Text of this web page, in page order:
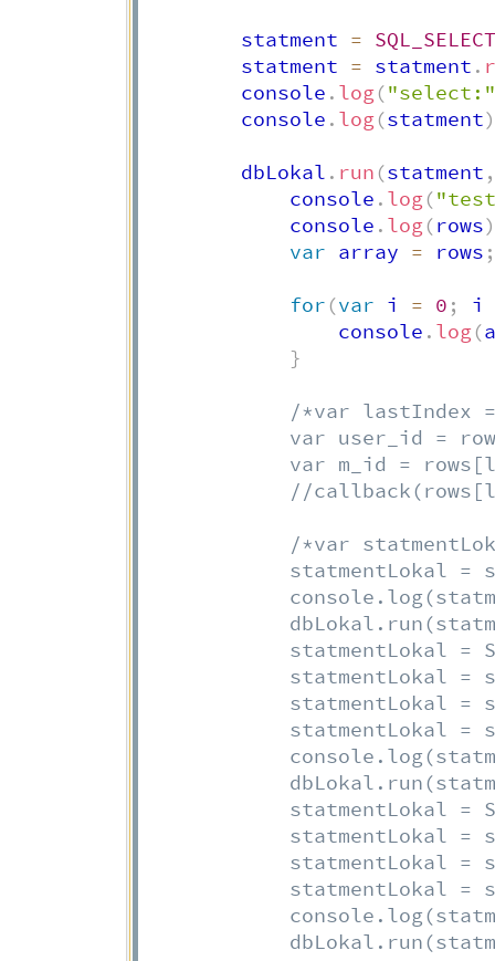
        statment
=
        statment
= statment .
        console
. log("select:"
        console
. log(statment)
        dbLokal
. run (statment ,
            console
. log(
            console
. log(rows)
var array = rows ;
for (var i = 0 ;
i
                console
. log(
}
/*var lastIndex
var user_id =
var m_id =
//
/*var
statmentLokal =
statmentLokal =
statmentLokal =
statmentLokal =
statmentLokal =
statmentLokal =
statmentLokal =
statmentLokal =
statmentLokal =